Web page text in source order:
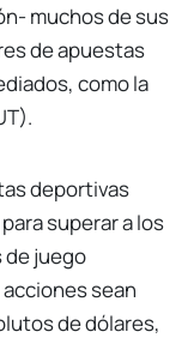
muchos de sus
de apuestas
como la
deportivas
superar a los
de juego
sean
de dólares,